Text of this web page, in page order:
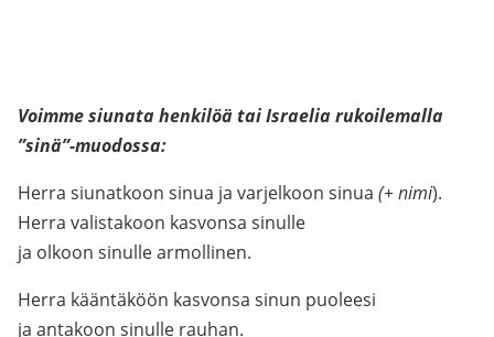
Voimme siunata henkilöä tai Israelia rukoilemalla
”sinä”-muodossa:
Herra siunatkoon sinua ja varjelkoon sinua (+ nimi).
Herra valistakoon kasvonsa sinulle
ja olkoon sinulle armollinen.
Herra kääntäköön kasvonsa sinun puoleesi
ja antakoon sinulle rauhan.